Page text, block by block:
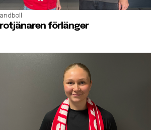
förlänger